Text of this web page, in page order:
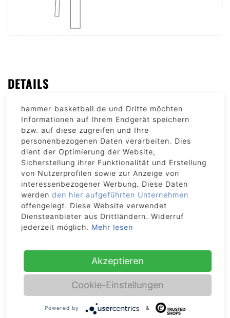
DETAILS
Artikelnummer
2110
Ausladung
66 - 85 cm
Backboard Material
Gehärtetes Glas
Backboard Maße (B x H)
Dimension (H x B)
375,9 x 152 cm
hammer-basketball.de und Dritte möchten
Informationen auf Ihrem Endgerät speichern
bzw. auf diese zugreifen und Ihre
personenbezogenen Daten verarbeiten. Dies
dient der Optimierung der Website,
Sicherstellung ihrer Funktionalität und Erstellung
von Nutzerprofilen sowie zur Anzeige von
interessenbezogener Werbung. Diese Daten
werdenden hier aufgeführten Unternehmen
offengelegt. Diese Website verwendet
Diensteanbieter aus Drittländern. Widerruf
jederzeit möglich. Mehr lesen
Akzeptieren
Cookie-Einstellungen
Powered by &